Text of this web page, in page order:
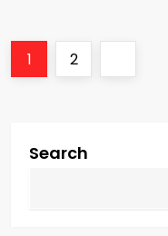
PPage
1 Page
2
Search